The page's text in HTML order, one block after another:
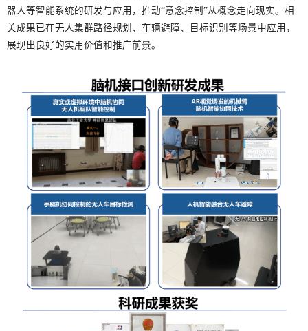
器人等智能系统的研发与应用，推动“意念控制”从概念走向现实。相
关成果已在无人集群路径规划、车辆避障、目标识别等场景中应用，
展现出良好的实用价值和推广前景。